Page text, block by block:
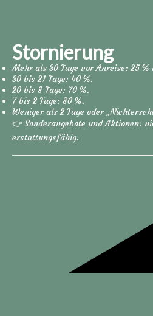
Stornierung
Mehr als 30 Tage vor Anreise: 25
30 bis 21 Tage: 40 %.
20 bis 8 Tage: 70 %.
7 bis 2 Tage: 80 %.
Weniger als 2 Tage oder
👉 Sonderangebote und Aktionen:
erstattungsfähig.